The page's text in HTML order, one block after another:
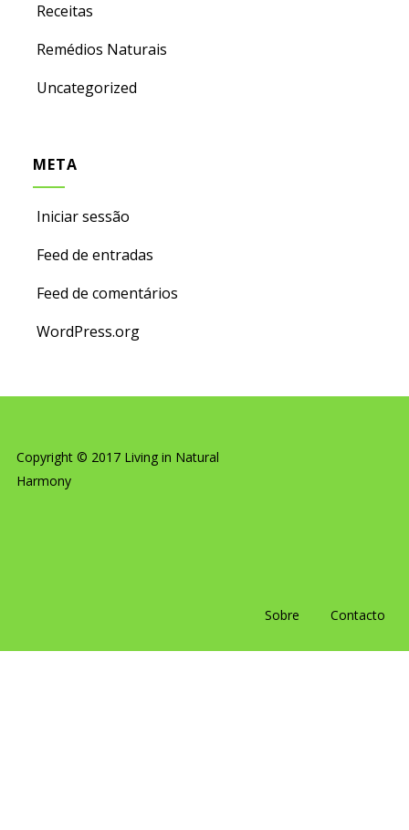
Receitas
Remédios Naturais
Uncategorized
META
Iniciar sessão
Feed de entradas
Feed de comentários
WordPress.org
Copyright © 2017 Living in Natural
Harmony
Sobre Contacto